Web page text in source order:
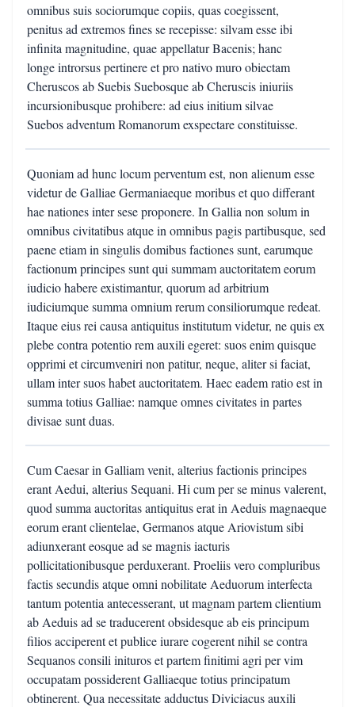
omnibus suis sociorumque copiis, quas coegissent,
penitus ad extremos fines se recepisse: silvam esse ibi
infinita magnitudine, quae appellatur Bacenis; hanc
longe introrsus pertinere et pro nativo muro obiectam
Cheruscos ab Suebis Suebosque ab Cheruscis iniuriis
incursionibusque prohibere: ad eius initium silvae
Suebos adventum Romanorum exspectare constituisse.
Quoniam ad hunc locum perventum est, non alienum esse
videtur de Galliae Germaniaeque moribus et quo differant
hae nationes inter sese proponere. In Gallia non solum in
omnibus civitatibus atque in omnibus pagis partibusque, sed
paene etiam in singulis domibus factiones sunt, earumque
factionum principes sunt qui summam auctoritatem eorum
iudicio habere existimantur, quorum ad arbitrium
iudiciumque summa omnium rerum consiliorumque redeat.
Itaque eius rei causa antiquitus institutum videtur, ne quis ex
plebe contra potentio rem auxili egeret: suos enim quisque
opprimi et circumveniri non patitur, neque, aliter si faciat,
ullam inter suos habet auctoritatem. Haec eadem ratio est in
summa totius Galliae: namque omnes civitates in partes
divisae sunt duas.
Cum Caesar in Galliam venit, alterius factionis principes
erant Aedui, alterius Sequani. Hi cum per se minus valerent,
quod summa auctoritas antiquitus erat in Aeduis magnaeque
eorum erant clientelae, Germanos atque Ariovistum sibi
adiunxerant eosque ad se magnis iacturis
pollicitationibusque perduxerant. Proeliis vero compluribus
factis secundis atque omni nobilitate Aeduorum interfecta
tantum potentia antecesserant, ut magnam partem clientium
ab Aeduis ad se traducerent obsidesque ab eis principum
filios acciperent et publice iurare cogerent nihil se contra
Sequanos consili inituros et partem finitimi agri per vim
occupatam possiderent Galliaeque totius principatum
obtinerent. Qua necessitate adductus Diviciacus auxili